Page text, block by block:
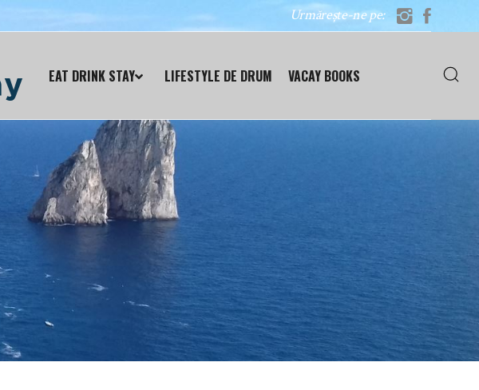
Urmărește-ne pe:
EAT DRINK STAY LIFESTYLE DE DRUM VACAY BOOKS